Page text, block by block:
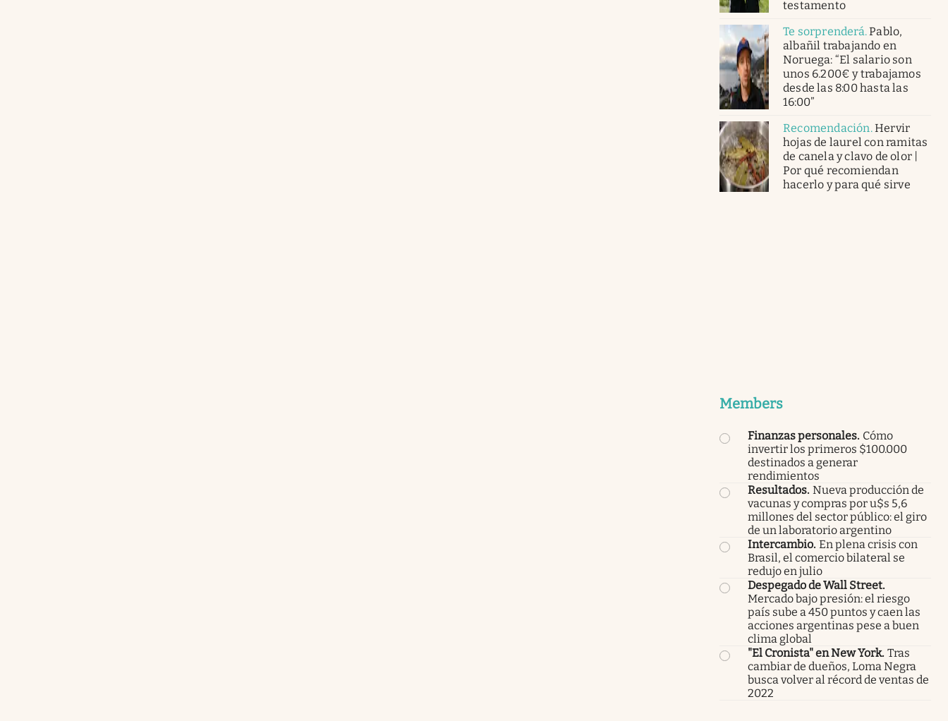
testamento
Te sorprenderá.Pablo,
albañil trabajando en
Noruega: “El salario son
unos 6.200€ y trabajamos
desde las 8:00 hasta las
16:00”
Recomendación.Hervir
hojas de laurel con ramitas
de canela y clavo de olor |
Por qué recomiendan
hacerlo y para qué sirve
Members
Finanzas personales. Cómo
invertir los primeros $100.000
destinados a generar
rendimientos
Resultados. Nueva producción de
vacunas y compras por u$s 5,6
millones del sector público: el giro
de un laboratorio argentino
Intercambio. En plena crisis con
Brasil, el comercio bilateral se
redujo en julio
Despegado de Wall Street.
Mercado bajo presión: el riesgo
país sube a 450 puntos y caen las
acciones argentinas pese a buen
clima global
"El Cronista" en New York. Tras
cambiar de dueños, Loma Negra
busca volver al récord de ventas de
2022